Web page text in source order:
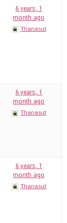
6 years, 1
month ago
Thanasut
6 years, 1
month ago
Thanasut
6 years, 1
month ago
Thanasut